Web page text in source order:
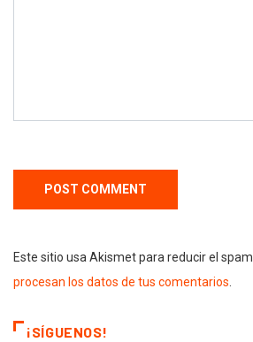
Este sitio usa Akismet para reducir el spam.
procesan los datos de tus comentarios
¡SÍGUENOS!